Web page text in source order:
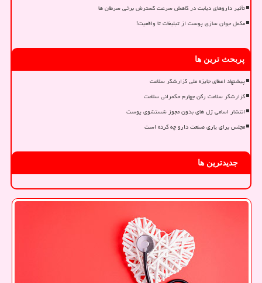
تأثیر داروهای دیابت در کاهش سرعت گسترش برخی سرطان ها
مکمل جوان سازی پوست از تبلیغات تا واقعیت!
پربحث ترین ها
پیشنهاد اعطای جایزه ملی گزارشگر سلامت
گزارشگر سلامت رکن چهارم حکمرانی سلامت
انتشار اسامی ژل های بدون مجوز شستشوی پوست
مجلس برای یاری صنعت دارو چه کرده است
جدیدترین ها